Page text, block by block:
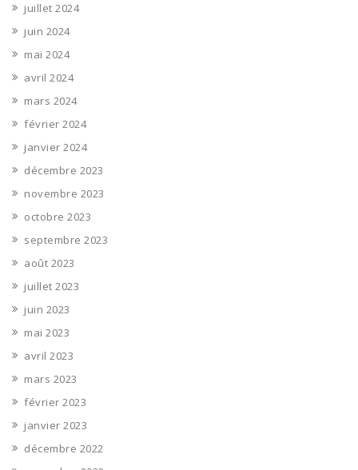
juillet 2024
juin 2024
mai 2024
avril 2024
mars 2024
février 2024
janvier 2024
décembre 2023
novembre 2023
octobre 2023
septembre 2023
août 2023
juillet 2023
juin 2023
mai 2023
avril 2023
mars 2023
février 2023
janvier 2023
décembre 2022